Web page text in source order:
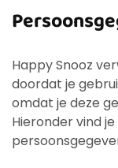
Happy Snooz
doordat je
omdat je deze
Hieronder vind